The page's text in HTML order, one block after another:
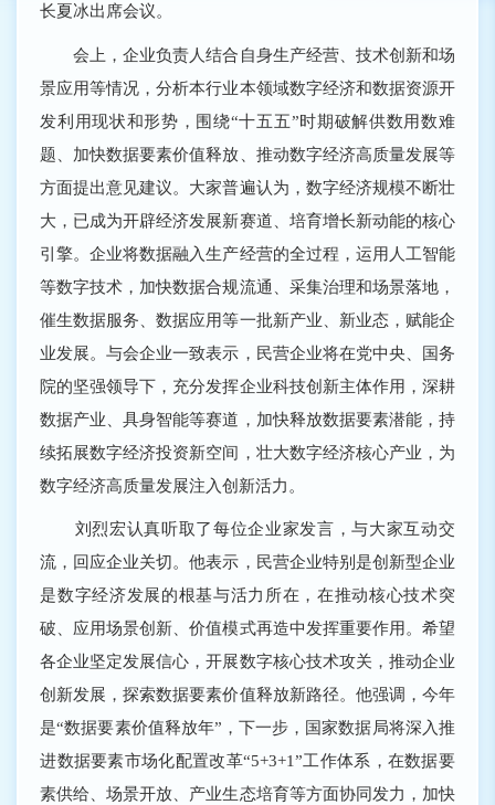
长夏冰出席会议。
会上，企业负责人结合自身生产经营、技术创新和场
景应用等情况，分析本行业本领域数字经济和数据资源开
发利用现状和形势，围绕“十五五”时期破解供数用数难
题、加快数据要素价值释放、推动数字经济高质量发展等
方面提出意见建议。大家普遍认为，数字经济规模不断壮
大，已成为开辟经济发展新赛道、培育增长新动能的核心
引擎。企业将数据融入生产经营的全过程，运用人工智能
等数字技术，加快数据合规流通、采集治理和场景落地，
催生数据服务、数据应用等一批新产业、新业态，赋能企
业发展。与会企业一致表示，民营企业将在党中央、国务
院的坚强领导下，充分发挥企业科技创新主体作用，深耕
数据产业、具身智能等赛道，加快释放数据要素潜能，持
续拓展数字经济投资新空间，壮大数字经济核心产业，为
数字经济高质量发展注入创新活力。
刘烈宏认真听取了每位企业家发言，与大家互动交
流，回应企业关切。他表示，民营企业特别是创新型企业
是数字经济发展的根基与活力所在，在推动核心技术突
破、应用场景创新、价值模式再造中发挥重要作用。希望
各企业坚定发展信心，开展数字核心技术攻关，推动企业
创新发展，探索数据要素价值释放新路径。他强调，今年
是“数据要素价值释放年”，下一步，国家数据局将深入推
进数据要素市场化配置改革“5+3+1”工作体系，在数据要
素供给、场景开放、产业生态培育等方面协同发力，加快